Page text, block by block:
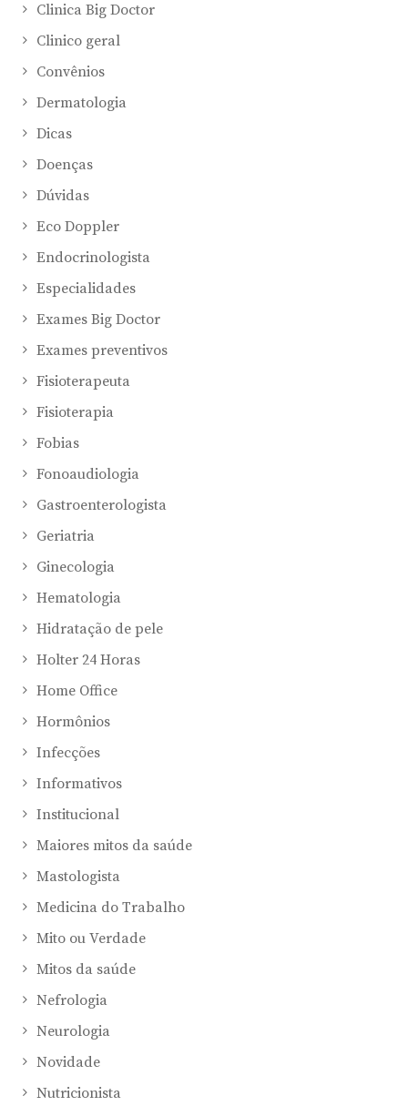
Clinica Big Doctor
Clinico geral
Convênios
Dermatologia
Dicas
Doenças
Dúvidas
Eco Doppler
Endocrinologista
Especialidades
Exames Big Doctor
Exames preventivos
Fisioterapeuta
Fisioterapia
Fobias
Fonoaudiologia
Gastroenterologista
Geriatria
Ginecologia
Hematologia
Hidratação de pele
Holter 24 Horas
Home Office
Hormônios
Infecções
Informativos
Institucional
Maiores mitos da saúde
Mastologista
Medicina do Trabalho
Mito ou Verdade
Mitos da saúde
Nefrologia
Neurologia
Novidade
Nutricionista